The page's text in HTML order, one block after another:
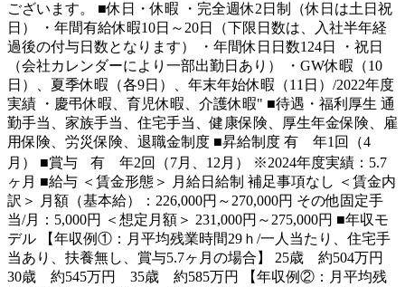
ございます。 ■休日・休暇 ・完全週休2日制（休日は土日祝
日） ・年間有給休暇10日～20日（下限日数は、入社半年経
過後の付与日数となります） ・年間休日日数124日 ・祝日
（会社カレンダーにより一部出勤日あり） ・GW休暇（10
日）、夏季休暇（各9日）、年末年始休暇（11日）/2022年度
実績 ・慶弔休暇、育児休暇、介護休暇" ■待遇・福利厚生 通
勤手当、家族手当、住宅手当、健康保険、厚生年金保険、雇
用保険、労災保険、退職金制度 ■昇給制度 有 年1回（4
月） ■賞与 有 年2回（7月、12月） ※2024年度実績：5.7
ヶ月 ■給与 ＜賃金形態＞ 月給日給制 補足事項なし ＜賃金内
訳＞ 月額（基本給）：226,000円～270,000円 その他固定手
当/月：5,000円 ＜想定月額＞ 231,000円～275,000円 ■年収モ
デル 【年収例①：月平均残業時間29ｈ/一人当たり、住宅手
当あり、扶養無し、賞与5.7ヶ月の場合】 25歳 約504万円
30歳 約545万円 35歳 約585万円 【年収例②：月平均残